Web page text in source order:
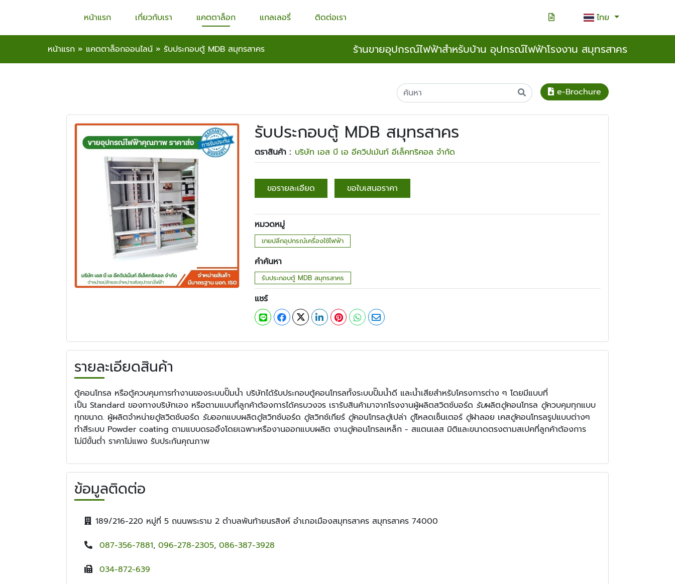
หน้าแรก เกี่ยวกับเรา แคตตาล็อก แกลเลอรี่ ติดต่อเรา ไทย
หน้าแรก » แคตตาล็อกออนไลน์ » รับประกอบตู้ MDB สมุทรสาคร ร้านขายอุปกรณ์ไฟฟ้าสำหรับบ้าน อุปกรณ์ไฟฟ้าโรงงาน สมุทรสาคร
e-Brochure
รับประกอบตู้ MDB สมุทรสาคร
ตราสินค้า : บริษัท เอส บี เอ อีควิปเม้นท์ อีเล็คทริคอล จำกัด
ขอรายละเอียด ขอใบเสนอราคา
หมวดหมู่
ขายปลีกอุปกรณ์เครื่องใช้ไฟฟ้า
คำค้นหา
รับประกอบตู้ MDB สมุทรสาคร
แชร์
รายละเอียดสินค้า
ตู้คอนโทรล หรือตู้ควบคุมการทำงานของระบบปั๊มน้ำ บริษัทได้รับประกอบตู้คอนโทรลทั้งระบบปั๊มน้ำดี และน้ำเสียสำหรับโครงการต่าง ๆ โดยมีแบบที่
เป็น Standard ของทางบริษัทเอง หรือตามแบบที่ลูกค้าต้องการได้ครบวงจร เรารับสินค้ามาจากโรงงานผู้ผลิตสวิตช์บอร์ด รับผลิตตู้คอนโทรล ตู้ควบคุมทุกแบบ
ทุกขนาด. ผู้ผลิตจำหน่ายตู้สวิตช์บอร์ด รับออกแบบผลิตตู้สวิทช์บอร์ด ตู้สวิทช์เกียร์ ตู้คอนโทรลตู้เปล่า ตู้โหลดเซ็นเตอร์ ตู้ฝาลอย เคสตู้คอนโทรลรูปแบบต่างๆ
ทำสีระบบ Powder coating ตามแบบดรออิ้งโดยเฉพาะหรืองานออกแบบผลิต งานตู้คอนโทรลเหล็ก - สแตนเลส มิติและขนาดตรงตามสเปคที่ลูกค้าต้องการ
ไม่มีขั้นต่ำ ราคาไม่แพง รับประกันคุณภาพ
ข้อมูลติดต่อ
189/216-220 หมู่ที่ 5 ถนนพระราม 2 ตำบลพันท้ายนรสิงห์ อำเภอเมืองสมุทรสาคร สมุทรสาคร 74000
087-356-7881, 096-278-2305, 086-387-3928
034-872-639